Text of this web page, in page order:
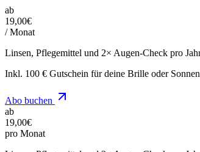
ab
19,00€
/ Monat
Linsen, Pflegemittel und 2× Augen-Check pro
Inkl. 100 € Gutschein für deine Brille oder
Abo buchen
ab
19,00€
pro Monat